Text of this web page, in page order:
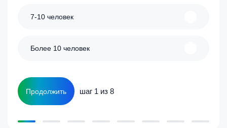
7-10 человек
Более 10 человек
Продолжить шаг 1 из 8